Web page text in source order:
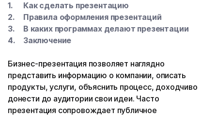
Как сделать презентацию
Правила оформления презентаций
В каких программах делают презентации
Заключение
Бизнес-презентация позволяет наглядно
представить информацию о компании, описать
продукты, услуги, объяснить процесс, доходчиво
донести до аудитории свои идеи. Часто
презентация сопровождает публичное